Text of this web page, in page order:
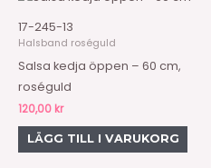
17-245-13
Halsband roséguld
Salsa kedja öppen – 60 cm,
roséguld
120,00 kr
LÄGG TILL I VARUKORG